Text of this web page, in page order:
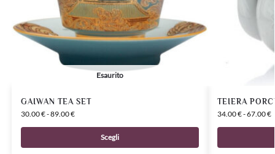
Esaurito
GAIWAN TEA SET
30.00€-89.00€
Scegli
TEIERA
34.00€-67.00€